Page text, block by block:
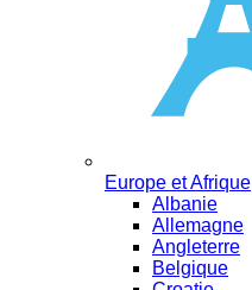
Europe et Afrique
Albanie
Allemagne
Angleterre
Belgique